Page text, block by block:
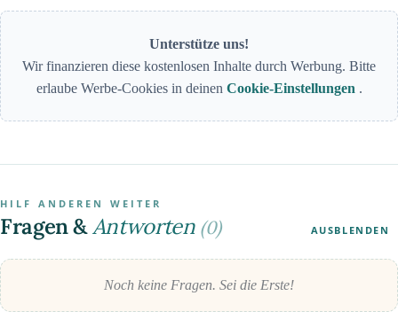
Unterstütze uns!
Wir finanzieren diese kostenlosen Inhalte durch Werbung. Bitte
erlaube Werbe-Cookies in deinen Cookie-Einstellungen .
HILF ANDEREN WEITER
Fragen &Antworten (0) AUSBLENDEN
Noch keine Fragen. Sei die Erste!